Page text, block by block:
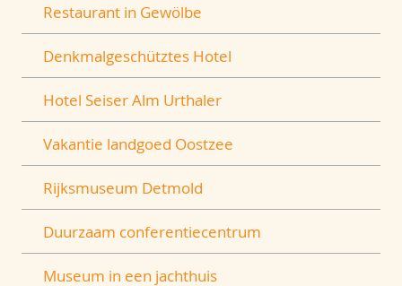
Restaurant in Gewölbe
Denkmalgeschütztes Hotel
Hotel Seiser Alm Urthaler
Vakantie landgoed Oostzee
Rijksmuseum Detmold
Duurzaam conferentiecentrum
Museum in een jachthuis